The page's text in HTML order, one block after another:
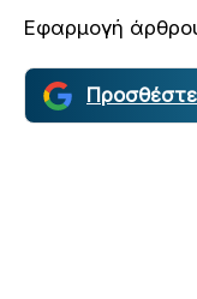
Εφαρμογή